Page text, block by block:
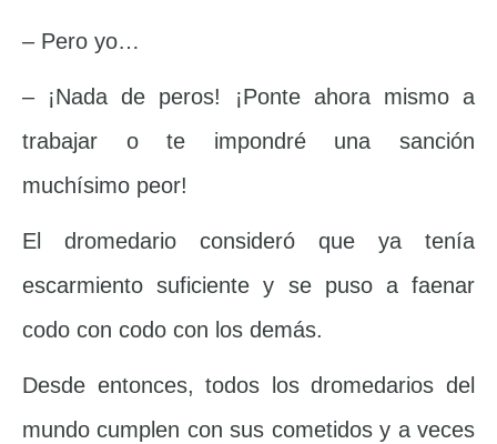
– Pero yo…
– ¡Nada de peros! ¡Ponte ahora mismo a
trabajar o te impondré una sanción
muchísimo peor!
El dromedario consideró que ya tenía
escarmiento suficiente y se puso a faenar
codo con codo con los demás.
Desde entonces, todos los dromedarios del
mundo cumplen con sus cometidos y a veces